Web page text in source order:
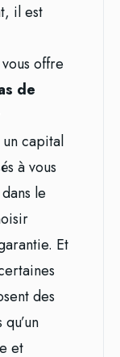
il est
offre
de
capital
à vous
le
Et
des
et